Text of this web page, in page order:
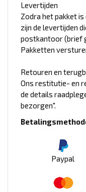
Levertijden
Zodra het pakket
zijn de levertijden
postkantoor (brief
Pakketten
Retouren en
Ons restitutie- en
de details
bezorgen".
Paypal